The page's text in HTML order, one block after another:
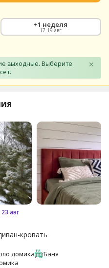
+1 неделя
17-19 авг
выходные. Выберите
✕
23 авг
кровать
домика
Баня